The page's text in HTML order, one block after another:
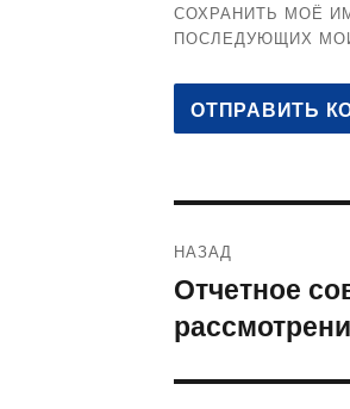
СОХРАНИТЬ МОЁ
ПОСЛЕДУЮЩИХ
по
записям
НАЗАД
Предыдущая
запись:
Отчетное